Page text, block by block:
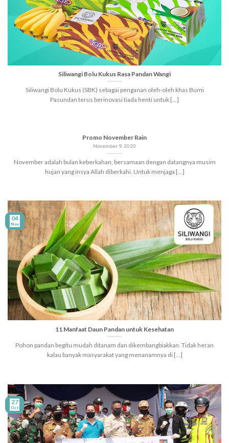
Siliwangi Bolu Kukus Rasa Pandan Wangi
Siliwangi Bolu Kukus (SBK) sebagai penganan oleh-oleh khas Bumi
Pasundan terus berinovasi tiada henti untuk [...]
Promo November Rain
November 9, 2020
November adalah bulan keberkahan, bersamaan dengan datangnya musim
hujan yang insya Allah diberkahi. Untuk menjaga [...]
11 Manfaat Daun Pandan untuk Kesehatan
Pohon pandan begitu mudah ditanam dan dikembangbiakkan. Tidak heran
kalau banyak masyarakat yang menanamnya di [...]
04
Nov
27
Oct